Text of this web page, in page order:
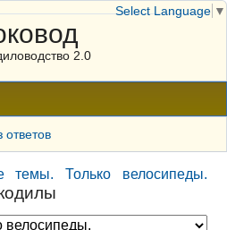
2.0
темы. Только велосипеды.
Select Language ▼